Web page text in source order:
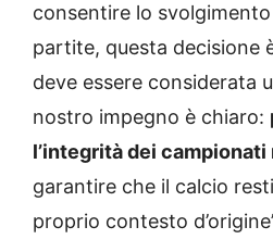
consentire lo
partite, questa decisione
deve essere considerata
nostro impegno è chiaro:
l’integrità dei campionati
garantire che il calcio
proprio contesto